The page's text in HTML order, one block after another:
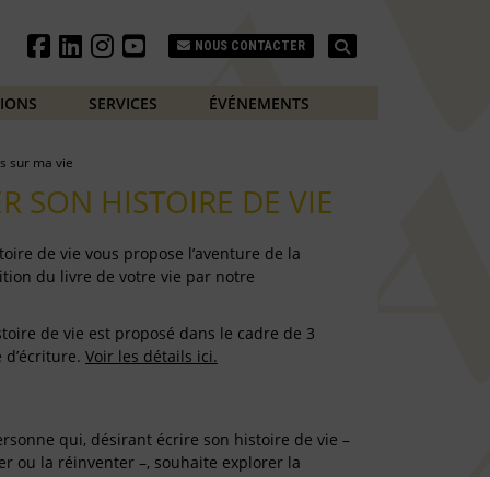
NOUS CONTACTER
SERVICES ÉVÉNEMENTS
sur ma vie
SON HISTOIRE DE VIE
de vie vous propose l’aventure de la
du livre de votre vie par notre
de vie est proposé dans le cadre de 3
Voir les détails ici.
qui, désirant écrire son histoire de vie –
ou la réinventer –, souhaite explorer la